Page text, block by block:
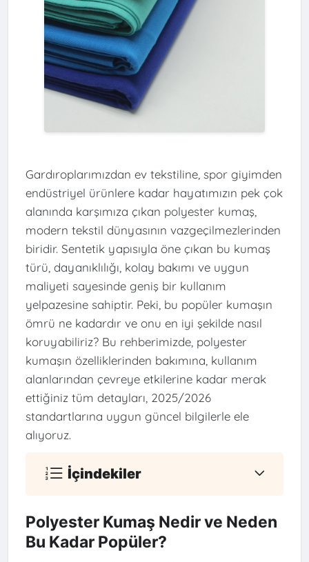
Gardıroplarımızdan ev tekstiline, spor giyimden
endüstriyel ürünlere kadar hayatımızın pek çok
alanında karşımıza çıkan polyester kumaş,
modern tekstil dünyasının vazgeçilmezlerinden
biridir. Sentetik yapısıyla öne çıkan bu kumaş
türü, dayanıklılığı, kolay bakımı ve uygun
maliyeti sayesinde geniş bir kullanım
yelpazesine sahiptir. Peki, bu popüler kumaşın
ömrü ne kadardır ve onu en iyi şekilde nasıl
koruyabiliriz? Bu rehberimizde, polyester
kumaşın özelliklerinden bakımına, kullanım
alanlarından çevreye etkilerine kadar merak
ettiğiniz tüm detayları, 2025/2026
standartlarına uygun güncel bilgilerle ele
alıyoruz.
İçindekiler
Polyester Kumaş Nedir ve Neden
Bu Kadar Popüler?